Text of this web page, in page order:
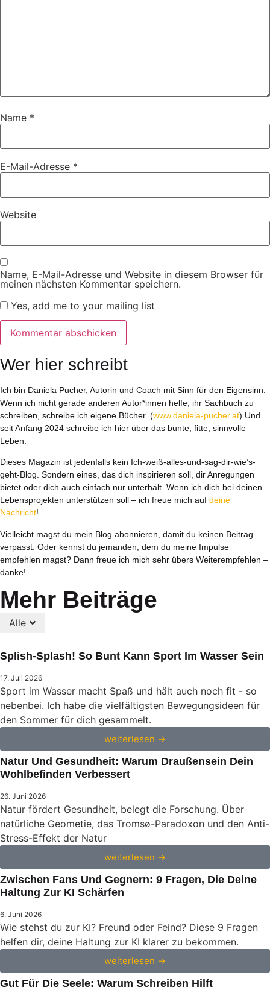
Name *
E-Mail-Adresse *
Website
Name, E-Mail-Adresse und Website in diesem Browser für
meinen nächsten Kommentar speichern.
Yes, add me to your mailing list
Wer hier schreibt
Ich bin Daniela Pucher, Autorin und Coach mit Sinn für den Eigensinn.
Wenn ich nicht gerade anderen Autor*innen helfe, ihr Sachbuch zu
schreiben, schreibe ich eigene Bücher. (www.daniela-pucher.at) Und
seit Anfang 2024 schreibe ich hier über das bunte, fitte, sinnvolle
Leben.
Dieses Magazin ist jedenfalls kein Ich-weiß-alles-und-sag-dir-wie’s-
geht-Blog. Sondern eines, das dich inspirieren soll, dir Anregungen
bietet oder dich auch einfach nur unterhält. Wenn ich dich bei deinen
Lebensprojekten unterstützen soll – ich freue mich auf deine
Nachricht!
Vielleicht magst du mein Blog abonnieren, damit du keinen Beitrag
verpasst. Oder kennst du jemanden, dem du meine Impulse
empfehlen magst? Dann freue ich mich sehr übers Weiterempfehlen –
danke!
Mehr Beiträge
Alle
Splish-Splash! So Bunt Kann Sport Im Wasser Sein
17. Juli 2026
Sport im Wasser macht Spaß und hält auch noch fit - so
nebenbei. Ich habe die vielfältigsten Bewegungsideen für
den Sommer für dich gesammelt.
weiterlesen →
Natur Und Gesundheit: Warum Draußensein Dein
Wohlbefinden Verbessert
26. Juni 2026
Natur fördert Gesundheit, belegt die Forschung. Über
natürliche Geometie, das Tromsø-Paradoxon und den Anti-
Stress-Effekt der Natur
weiterlesen →
Zwischen Fans Und Gegnern: 9 Fragen, Die Deine
Haltung Zur KI Schärfen
6. Juni 2026
Wie stehst du zur KI? Freund oder Feind? Diese 9 Fragen
helfen dir, deine Haltung zur KI klarer zu bekommen.
weiterlesen →
Gut Für Die Seele: Warum Schreiben Hilft